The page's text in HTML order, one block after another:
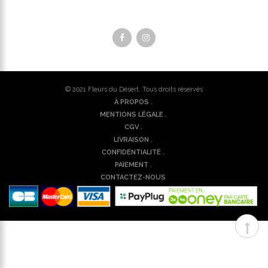
© 2021 Fleurs du Désert. Tous droits réservés
À PROPOS .
MENTIONS LÉGALE .
CGV .
LIVRAISON .
CONFIDENTIALITÉ .
PAIEMENT .
CONTACTEZ-NOUS